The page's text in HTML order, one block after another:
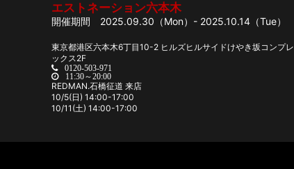
エストネーション六本木
2025.09.30（Mon）- 2025.10.14（Tue）
東京都港区六本木6丁目10-2 ヒルズヒルサイドけやき坂コンプレ
ックス2F
0120-503-971
11:30～20:00
REDMAN.石橋征道 来店
10/5(日) 14:00-17:00
10/11(土) 14:00-17:00